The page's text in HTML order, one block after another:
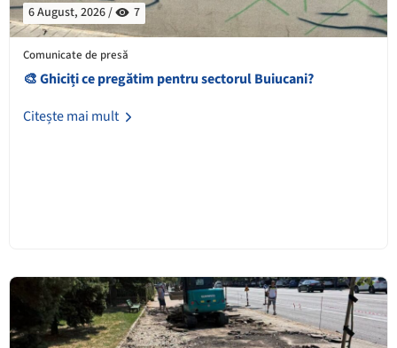
6 August, 2026 / 7
Comunicate de presă
🎨 Ghiciți ce pregătim pentru sectorul Buiucani?
Citește mai mult